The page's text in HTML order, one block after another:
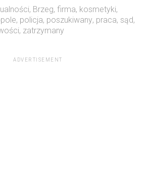
, Brzeg, firma, kosmetyki,
, policja, poszukiwany, praca, sąd,
, zatrzymany
ADVERTISEMENT